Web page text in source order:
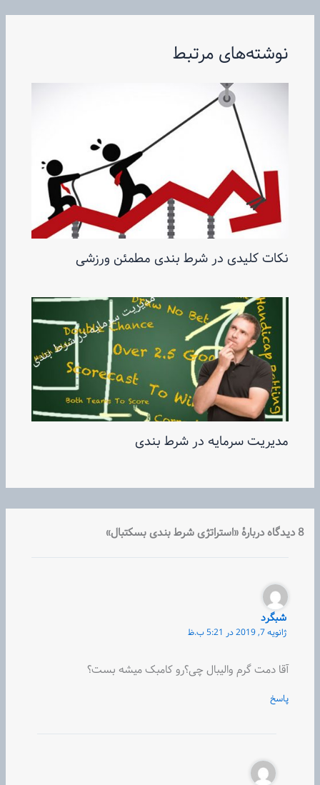
نوشته‌های مرتبط
نکات کلیدی در شرط بندی مطمئن ورزشی
مدیریت سرمایه در شرط بندی
8 دیدگاه دربارهٔ «استراتژی شرط بندی بسکتبال»
شبگرد
ژانویه 7, 2019 در 5:21 ب.ظ
آقا دمت گرم والیبال چی؟رو کامبک میشه بست؟
پاسخ